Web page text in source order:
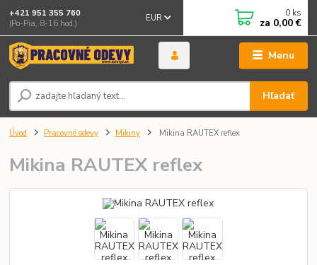
Menu
EUR
Hľadať
+421 951 355 760
(Po-Pia, 8-16 hod.)
0 ks
za 0,00 €
Úvod Pracovné odevy Mikiny Mikina RAUTEX reflex
Mikina RAUTEX reflex